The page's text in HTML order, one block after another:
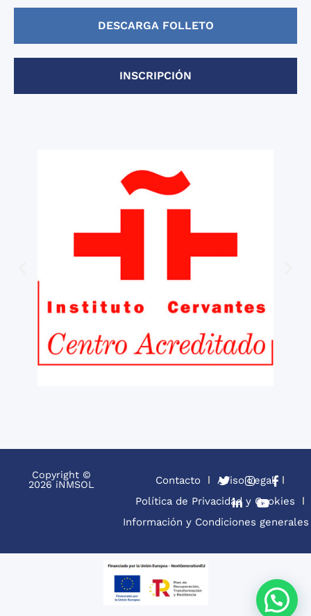
DESCARGA FOLLETO
INSCRIPCIÓN
Copyright ©
2026 iNMSOL
Contacto
Aviso Legal
Política de Privacidad y Cookies
Información y Condiciones generales